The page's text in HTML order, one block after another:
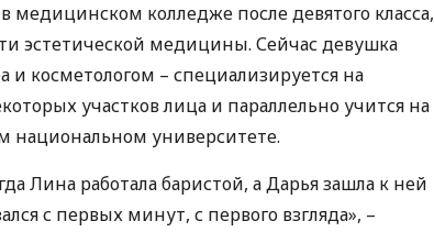
медицинском колледже после девятого класса,
эстетической медицины. Сейчас девушка
и косметологом – специализируется на
участков лица и параллельно учится на
университете.
Лина работала баристой, а Дарья зашла к ней
с первых минут, с первого взгляда», –